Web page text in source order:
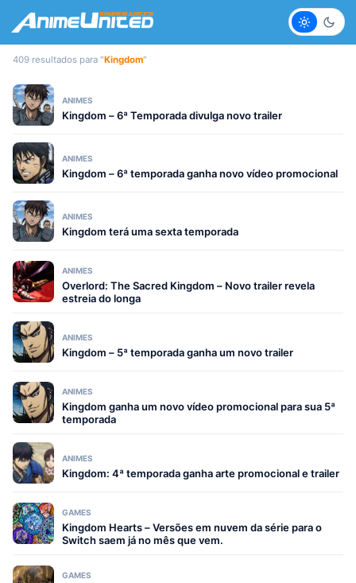
Claro
409 resultados para "Kingdom"
ANIMES
Kingdom – 6ª Temporada divulga novo trailer
ANIMES
Kingdom – 6ª temporada ganha novo vídeo promocional
ANIMES
Kingdom terá uma sexta temporada
ANIMES
Overlord: The Sacred Kingdom – Novo trailer revela
estreia do longa
ANIMES
Kingdom – 5ª temporada ganha um novo trailer
ANIMES
Kingdom ganha um novo vídeo promocional para sua 5ª
temporada
ANIMES
Kingdom: 4ª temporada ganha arte promocional e trailer
GAMES
Kingdom Hearts – Versões em nuvem da série para o
Switch saem já no mês que vem.
GAMES